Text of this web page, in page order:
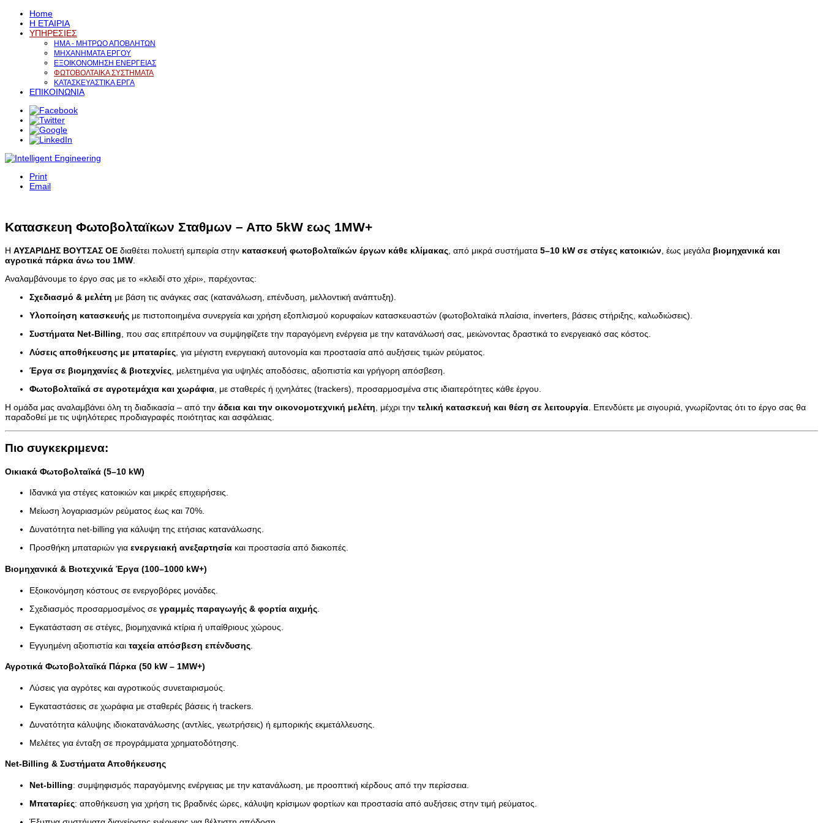
Home
Η ΕΤΑΙΡΙΑ
ΥΠΗΡΕΣΙΕΣ
ΗΜΑ - ΜΗΤΡΩΟ ΑΠΟΒΛΗΤΩΝ
ΜΗΧΑΝΗΜΑΤΑ ΕΡΓΟΥ
ΕΞΟΙΚΟΝΟΜΗΣΗ ΕΝΕΡΓΕΙΑΣ
ΦΩΤΟΒΟΛΤΑΙΚΑ ΣΥΣΤΗΜΑΤΑ
ΚΑΤΑΣΚΕΥΑΣΤΙΚΑ ΕΡΓΑ
ΕΠΙΚΟΙΝΩΝΙΑ
Print
Email
Κατασκευη Φωτοβολταϊκων Σταθμων – Απο 5kW εως 1MW+
Η ΑΥΣΑΡΙΔΗΣ ΒΟΥΤΣΑΣ ΟΕ διαθέτει πολυετή εμπειρία στην κατασκευή φωτοβολταϊκών έργων κάθε κλίμακας , από μικρά συστήματα 5–10 kW σε στέγες κατοικιών , έως μεγάλα βιομηχανικά και
αγροτικά πάρκα άνω του 1MW
Αναλαμβάνουμε το έργο σας με το «κλειδί στο χέρι», παρέχοντας:
Σχεδιασμό & μελέτη με βάση τις ανάγκες σας (κατανάλωση, επένδυση, μελλοντική ανάπτυξη).
Υλοποίηση κατασκευής με πιστοποιημένα συνεργεία και χρήση εξοπλισμού κορυφαίων κατασκευαστών (φωτοβολταϊκά πλαίσια, inverters, βάσεις στήριξης, καλωδιώσεις).
Συστήματα Net-Billing , που σας επιτρέπουν να συμψηφίζετε την παραγόμενη ενέργεια με την κατανάλωσή σας, μειώνοντας δραστικά το ενεργειακό σας κόστος.
Λύσεις αποθήκευσης με μπαταρίες , για μέγιστη ενεργειακή αυτονομία και προστασία από αυξήσεις τιμών ρεύματος.
Έργα σε βιομηχανίες & βιοτεχνίες , μελετημένα για υψηλές αποδόσεις, αξιοπιστία και γρήγορη απόσβεση.
Φωτοβολταϊκά σε αγροτεμάχια και χωράφια , με σταθερές ή ιχνηλάτες (trackers), προσαρμοσμένα στις ιδιαιτερότητες κάθε έργου.
Η ομάδα μας αναλαμβάνει όλη τη διαδικασία – από την άδεια και την οικονομοτεχνική μελέτη , μέχρι την τελική κατασκευή και θέση σε λειτουργία . Επενδύετε με σιγουριά, γνωρίζοντας ότι το έργο σας θα
παραδοθεί με τις υψηλότερες προδιαγραφές ποιότητας και ασφάλειας.
Πιο συγκεκριμενα:
Οικιακά Φωτοβολταϊκά (5–10 kW)
Ιδανικά για στέγες κατοικιών και μικρές επιχειρήσεις.
Μείωση λογαριασμών ρεύματος έως και 70%.
Δυνατότητα net-billing για κάλυψη της ετήσιας κατανάλωσης.
Προσθήκη μπαταριών για ενεργειακή ανεξαρτησία και προστασία από διακοπές.
Βιομηχανικά & Βιοτεχνικά Έργα (100–1000 kW+)
Εξοικονόμηση κόστους σε ενεργοβόρες μονάδες.
Σχεδιασμός προσαρμοσμένος σε γραμμές παραγωγής & φορτία αιχμής
Εγκατάσταση σε στέγες, βιομηχανικά κτίρια ή υπαίθριους χώρους.
Εγγυημένη αξιοπιστία και ταχεία απόσβεση επένδυσης
Αγροτικά Φωτοβολταϊκά Πάρκα (50 kW – 1MW+)
Λύσεις για αγρότες και αγροτικούς συνεταιρισμούς.
Εγκαταστάσεις σε χωράφια με σταθερές βάσεις ή trackers.
Δυνατότητα κάλυψης ιδιοκατανάλωσης (αντλίες, γεωτρήσεις) ή εμπορικής εκμετάλλευσης.
Μελέτες για ένταξη σε προγράμματα χρηματοδότησης.
Net-Billing & Συστήματα Αποθήκευσης
Net-billing: συμψηφισμός παραγόμενης ενέργειας με την κατανάλωση, με προοπτική κέρδους από την περίσσεια.
Μπαταρίες: αποθήκευση για χρήση τις βραδινές ώρες, κάλυψη κρίσιμων φορτίων και προστασία από αυξήσεις στην τιμή ρεύματος.